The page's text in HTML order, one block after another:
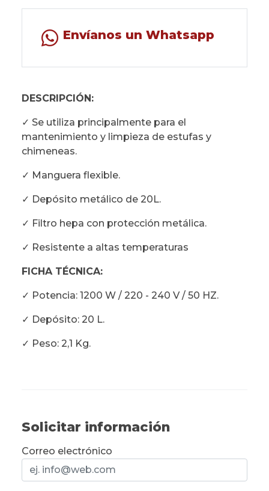
Envíanos un Whatsapp
DESCRIPCIÓN:
✓ Se utiliza principalmente para el
mantenimiento y limpieza de estufas y
chimeneas.
✓ Manguera flexible.
✓ Depósito metálico de 20L.
✓ Filtro hepa con protección metálica.
✓ Resistente a altas temperaturas
FICHA TÉCNICA:
✓ Potencia: 1200 W / 220 - 240 V / 50 HZ.
✓ Depósito: 20 L.
✓ Peso: 2,1 Kg.
Solicitar información
Correo electrónico